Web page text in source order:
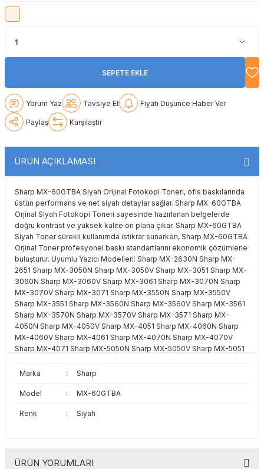
Olivetti
Panasonic
Samsung
Sharp
Toshiba
Triumph Adler
Utax
Olivetti
Panasonic
Sharp
Toshiba
Triumph Adler
Utax
Xerox
Panasonic
Pantum
Utax
Xerox
Utax
Xerox
SEPETE EKLE
Yorum Yaz Tavsiye Et Fiyatı Düşünce Haber Ver
Paylaş Karşılaştır
ÜRÜN AÇIKLAMASI
Sharp MX-60GTBA Siyah Orijinal Fotokopi Toneri, ofis baskılarında
üstün performans ve net siyah detaylar sağlar. Sharp MX-60GTBA
Orjinal Siyah Fotokopi Toneri sayesinde hazırlanan belgelerde
doğru kontrast ve yüksek kalite ön plana çıkar. Sharp MX-60GTBA
Siyah Toner sürekli kullanımda istikrar sunarken, Sharp MX-60GTBA
Orjinal Toner profesyonel baskı standartlarını ekonomik çözümlerle
buluşturur. Uyumlu Yazıcı Modelleri: Sharp MX-2630N Sharp MX-
2651 Sharp MX-3050N Sharp MX-3050V Sharp MX-3051 Sharp MX-
3060N Sharp MX-3060V Sharp MX-3061 Sharp MX-3070N Sharp
MX-3070V Sharp MX-3071 Sharp MX-3550N Sharp MX-3550V
Sharp MX-3551 Sharp MX-3560N Sharp MX-3560V Sharp MX-3561
Sharp MX-3570N Sharp MX-3570V Sharp MX-3571 Sharp MX-
4050N Sharp MX-4050V Sharp MX-4051 Sharp MX-4060N Sharp
MX-4060V Sharp MX-4061 Sharp MX-4070N Sharp MX-4070V
Sharp MX-4071 Sharp MX-5050N Sharp MX-5050V Sharp MX-5051
6050N Sharp MX-6050V Sharp MX-6051 Sharp MX-6070N Sharp
Marka : Sharp
Model : MX-60GTBA
Renk : Siyah
ÜRÜN YORUMLARI